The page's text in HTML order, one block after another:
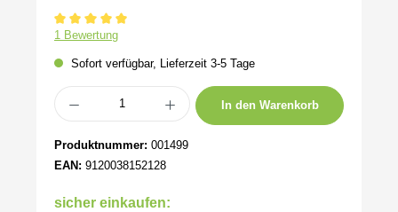
Durchschnittliche Bewertung von 5 von 5 Sternen
1 Bewertung
Sofort verfügbar, Lieferzeit 3-5 Tage
Produkt Anzahl: Gib den gewünschten Wert ein oder benutze die Schaltflächen
In den Warenkorb
Produktnummer: 001499
EAN: 9120038152128
sicher einkaufen: